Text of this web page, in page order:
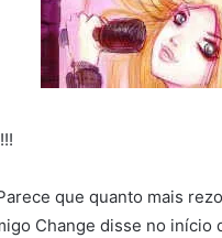
que quanto mais
Change disse no início